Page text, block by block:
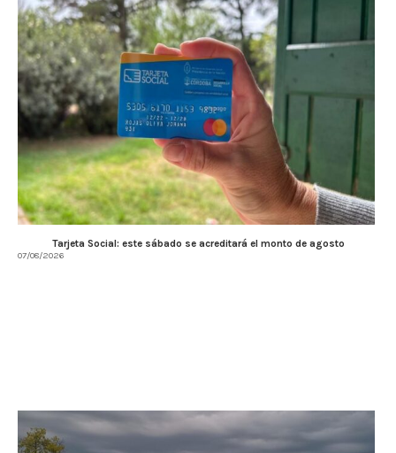
Tarjeta Social: este sábado se acreditará el monto de agosto
07/08/2026